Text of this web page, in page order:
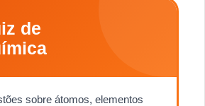
de
sobre átomos, elementos